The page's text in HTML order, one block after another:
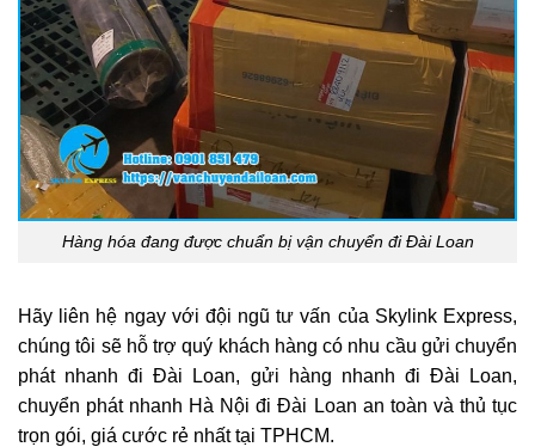
Hàng hóa đang được chuẩn bị vận chuyển đi Đài Loan
Hãy liên hệ ngay với đội ngũ tư vấn của Skylink Express,
chúng tôi sẽ hỗ trợ quý khách hàng có nhu cầu gửi chuyển
phát nhanh đi Đài Loan, gửi hàng nhanh đi Đài Loan,
chuyển phát nhanh Hà Nội đi Đài Loan an toàn và thủ tục
trọn gói, giá cước rẻ nhất tại TPHCM.